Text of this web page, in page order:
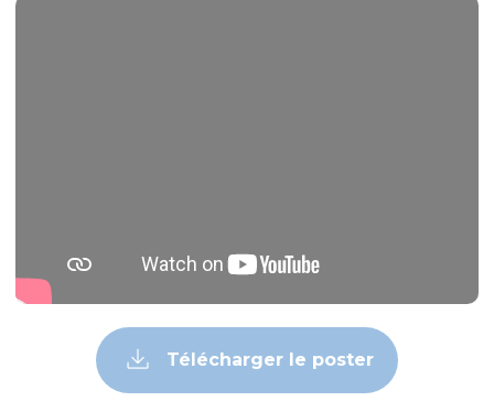
Télécharger le poster